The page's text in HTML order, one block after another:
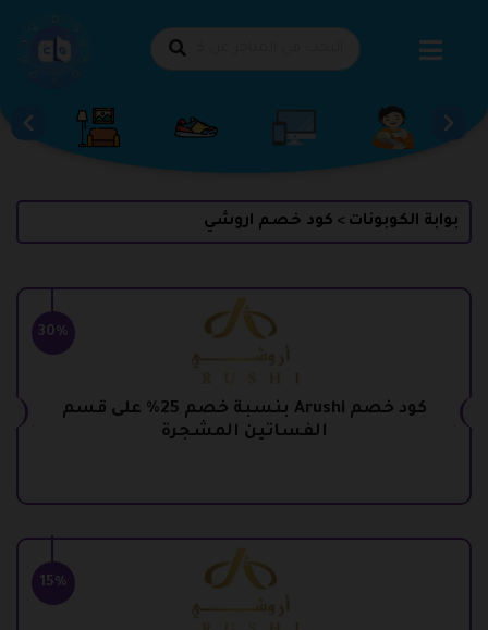
بوابة الكوبونات > كود خصم اروشي
30%
كود خصم Arushi بنسبة خصم 25% على قسم
الفساتين المشجرة
15%